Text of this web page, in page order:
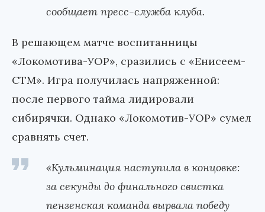
сообщает пресс-служба клуба.
В решающем матче воспитанницы
«Локомотива-УОР», сразились с «Енисеем-
СТМ». Игра получилась напряженной:
после первого тайма лидировали
сибирячки. Однако «Локомотив-УОР» сумел
сравнять счет.
«Кульминация наступила в концовке:
за секунды до финального свистка
пензенская команда вырвала победу